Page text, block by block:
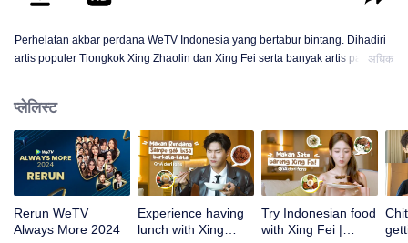
Perhelatan akbar perdana WeTV Indonesia yang bertabur bintang. Dihadiri
artis populer Tiongkok Xing Zhaolin dan Xing Fei serta banyak artis papan
banyak lagi. Plus penampilan spesial dari Rossa. Di acara ini WeTV
Indonesia juga mengumumkan WeTV Original series yang akan tayang
tahun mendatang.
अधिक
प्लेलिस्ट
Rerun WeTV
Always More 2024
Experience having
lunch with Xing
Try Indonesian food
with Xing Fei |